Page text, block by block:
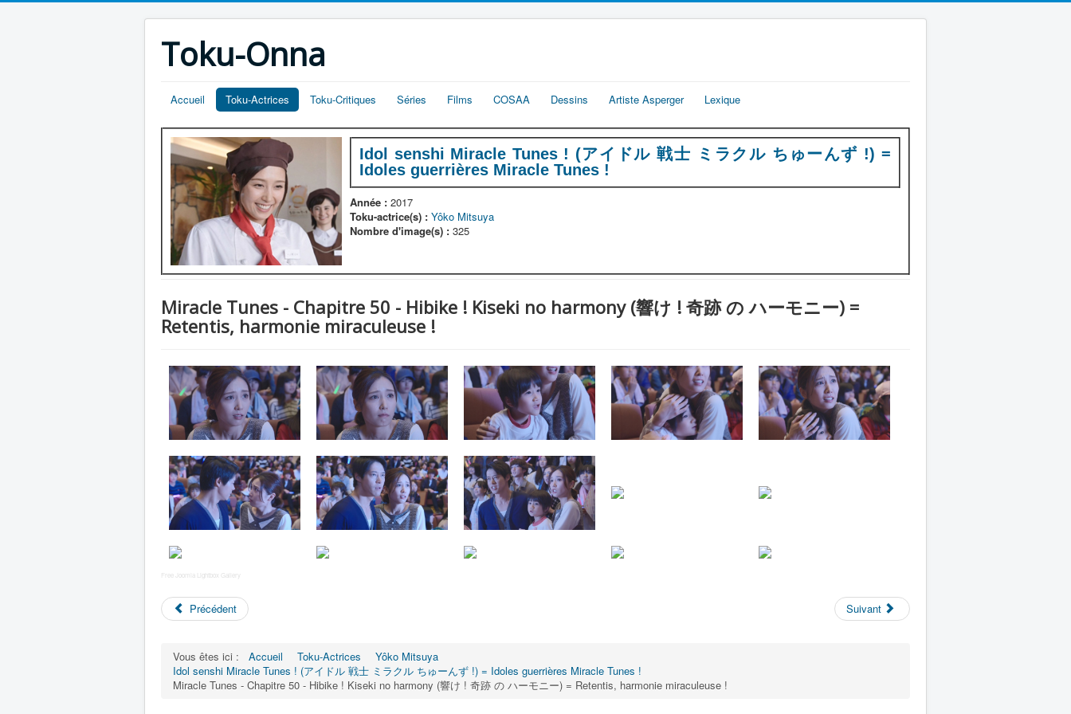
Toku-Onna
Accueil Toku-Actrices Toku-Critiques Séries Films COSAA Dessins Artiste Asperger Lexique
Idol senshi Miracle Tunes ! (アイドル 戦士 ミラクル ちゅーんず !) =
Idoles guerrières Miracle Tunes !
Année : 2017
Toku-actrice(s) : Yôko Mitsuya
Nombre d'image(s) : 325
Miracle Tunes - Chapitre 50 - Hibike ! Kiseki no harmony (響け ! 奇跡 の ハーモニー) =
Retentis, harmonie miraculeuse !
Free Joomla Lightbox Gallery
Précédent Suivant
Vous êtes ici : Accueil Toku-Actrices
Yôko Mitsuya
Idol senshi Miracle Tunes ! (アイドル 戦士 ミラクル ちゅーんず !) = Idoles guerrières Miracle Tunes !
Miracle Tunes - Chapitre 50 - Hibike ! Kiseki no harmony (響け ! 奇跡 の ハーモニー) = Retentis, harmonie miraculeuse !